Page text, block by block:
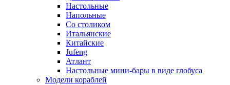
Настольные
Напольные
Со столиком
Итальянские
Китайские
Jufeng
Атлант
Настольные мини-бары в виде глобуса
Модели кораблей